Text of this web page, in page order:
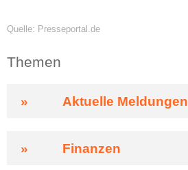
Quelle: Presseportal.de
Themen
» Aktuelle Meldungen
» Finanzen